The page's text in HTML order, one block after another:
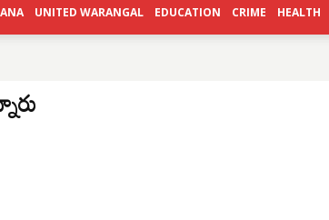
UNITED WARANGAL EDUCATION CRIME HEALTH